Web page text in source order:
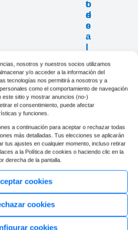
nosotros y nuestros socios utilizamos
y/o acceder a la información del
tecnologías nos permitirá a nosotros y a
como el comportamiento de navegación
sitio y mostrar anuncios (no-)
el consentimiento, puede afectar
y funciones.
a continuación para aceptar o rechazar todas
más detalladas. Tus elecciones se aplicarán
tus ajustes en cualquier momento, incluso retirar
a la Política de cookies o haciendo clic en la
derecha de la pantalla.
cookies
cookies
cookies
t
o
s
o
d
e
a
l
a
r
a
n
o
s